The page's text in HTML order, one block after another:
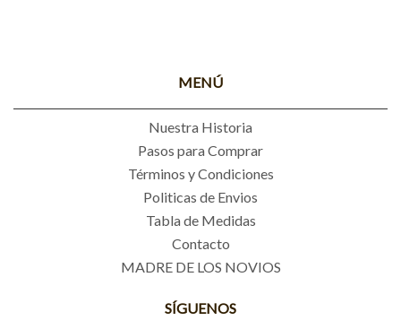
MENÚ
Nuestra Historia
Pasos para Comprar
Términos y Condiciones
Politicas de Envios
Tabla de Medidas
Contacto
MADRE DE LOS NOVIOS
SÍGUENOS